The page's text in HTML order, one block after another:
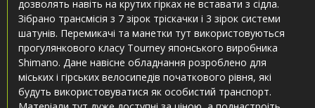
дозволять навіть на крутих гірках не вставати з сідла.
Зібрано трансмісія з 7 зірок тріскачки і 3 зірок системи
шатунів. Перемикачі та манетки тут використовуються
прогулянкового класу Tourney японського виробника
Shimano. Дане навісне обладнання розроблено для
міських і гірських велосипедів початкового рівня, які
будуть використовуватися як особистий транспорт.